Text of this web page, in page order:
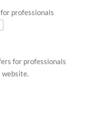
professionals
for professionals